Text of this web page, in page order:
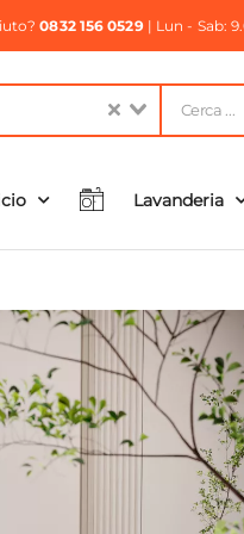
0832 156 0529| Lun - Sab:
Lavanderia